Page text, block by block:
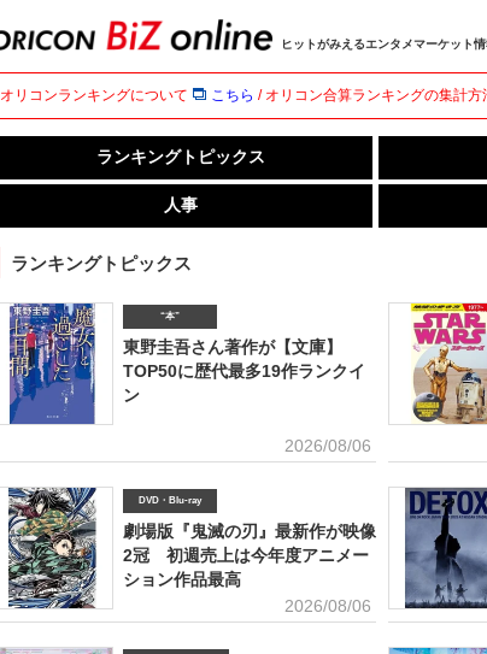
ヒットがみえるエンタメマーケット情
オリコンランキングについて こちら / オリコン合算ランキングの集計方
ランキングトピックス
人事
ランキングトピックス
“本”
東野圭吾さん著作が【文庫】
TOP50に歴代最多19作ランクイ
ン
2026/08/06
DVD・Blu-ray
劇場版『鬼滅の刃』最新作が映像
2冠 初週売上は今年度アニメー
ション作品最高
2026/08/06